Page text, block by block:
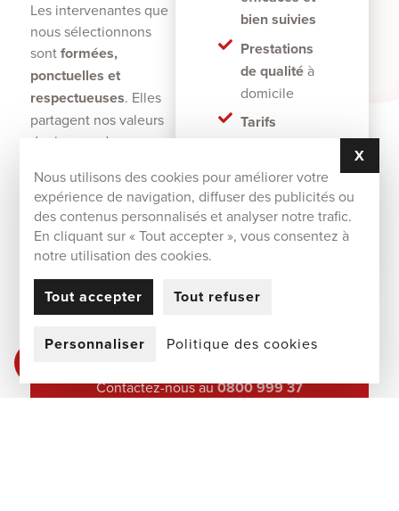
Nous utilisons des cookies pour améliorer votre
expérience de navigation, diffuser des publicités ou
des contenus personnalisés et analyser notre trafic.
En cliquant sur « Tout accepter », vous consentez à
notre utilisation des cookies.
Tout accepter Tout refuser
Personnaliser Politique des cookies
X
Les intervenantes que
nous sélectionnons
sontformées,
ponctuelles et
respectueuses. Elles
partagent nos valeurs
de rigueur, de
d’efficacité.
bien suivies
Prestations
de qualitéà
domicile
Tarifs
système des
titres-
services
COMMENT
nous joindre ?
Contactez-nous au0800 999 37